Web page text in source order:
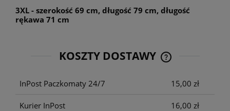
3XL - szerokość 69 cm, długość 79 cm, długość
rękawa 71 cm
KOSZTY DOSTAWY
CENA NIE
InPost Paczkomaty 24/7 15,00 zł
Kurier InPost 16,00 zł